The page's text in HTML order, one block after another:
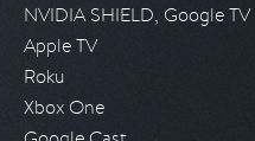
NVIDIA SHIELD, Google TV
Apple TV
Roku
Xbox One